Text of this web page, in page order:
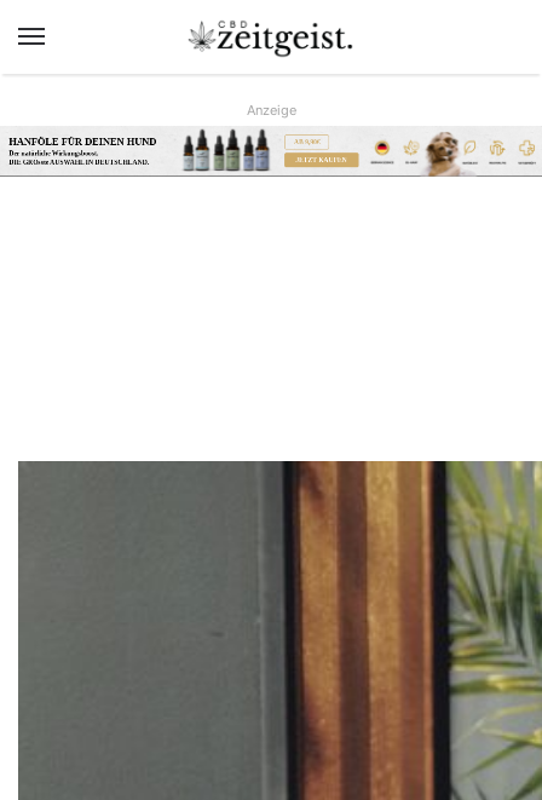
Menü
Anzeige
HANFÖLE FÜR DEINEN HUND
Der natürliche Wirkungsboost.
DIE GRÖsste AUSWAHL IN DEUTSCHLAND.
AB 9,90€
JETZT KAUFEN
www.hunreys.de